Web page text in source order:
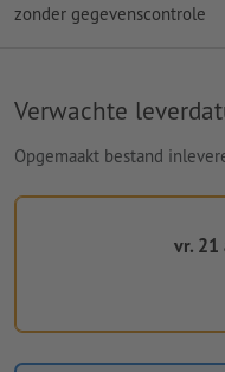
zonder gegevenscontrole
Verwachte
Opgemaakt bestand
vr. 21